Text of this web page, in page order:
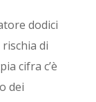
dodici
rischia di
cifra c’è
dei